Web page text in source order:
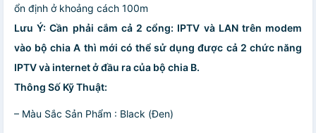
ổn định ở khoảng cách 100m
Lưu Ý: Cần phải cắm cả 2 cổng: IPTV và LAN trên modem
vào bộ chia A thì mới có thể sử dụng được cả 2 chức năng
IPTV và internet ở đầu ra của bộ chia B. ​
Thông Số Kỹ Thuật:
– Màu Sắc Sản Phẩm : Black (Đen)